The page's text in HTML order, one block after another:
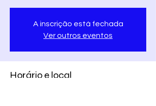
A inscrição está fechada
Ver outros eventos
Horário e local